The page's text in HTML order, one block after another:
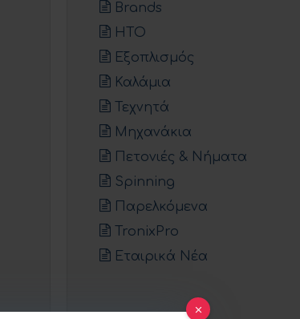
Brands
HTO
Εξοπλισμός
Καλάμια
Τεχνητά
Μηχανάκια
Πετονιές & Νήματα
Spinning
Παρελκόμενα
TronixPro
Εταιρικά Νέα